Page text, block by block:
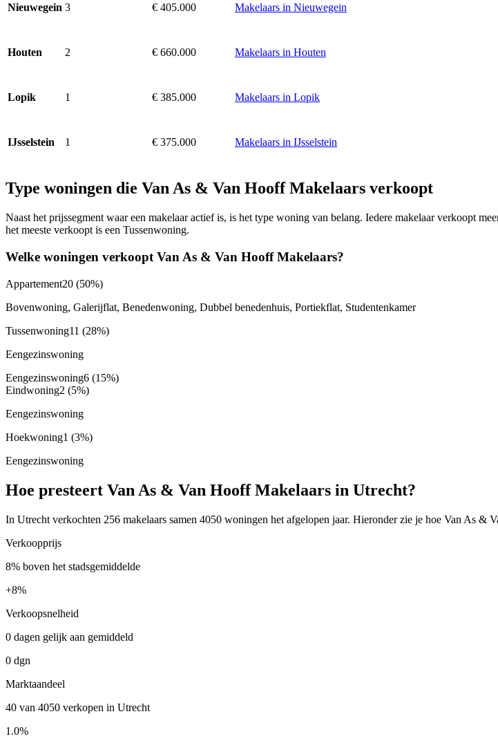
Nieuwegein 3 € 405.000 Makelaars in Nieuwegein
Houten 2 € 660.000 Makelaars in Houten
Lopik 1 € 385.000 Makelaars in Lopik
IJsselstein 1 € 375.000 Makelaars in IJsselstein
Type woningen die Van As & Van Hooff Makelaars verkoopt
Naast het prijssegment waar een makelaar actief is, is het type woning van belang. Iedere makelaar verkoopt
het meeste verkoopt is een Tussenwoning.
Welke woningen verkoopt Van As & Van Hooff Makelaars?
Appartement20 (50%)
Bovenwoning, Galerijflat, Benedenwoning, Dubbel benedenhuis, Portiekflat, Studentenkamer
Tussenwoning11 (28%)
Eengezinswoning
Eengezinswoning6 (15%)
Eindwoning2 (5%)
Eengezinswoning
Hoekwoning1 (3%)
Eengezinswoning
Hoe presteert Van As & Van Hooff Makelaars in Utrecht?
In Utrecht verkochten 256 makelaars samen 4050 woningen het afgelopen jaar. Hieronder zie je hoe Van As &
Verkoopprijs
8% boven het stadsgemiddelde
+8%
Verkoopsnelheid
0 dagen gelijk aan gemiddeld
0 dgn
Marktaandeel
40 van 4050 verkopen in Utrecht
1.0%